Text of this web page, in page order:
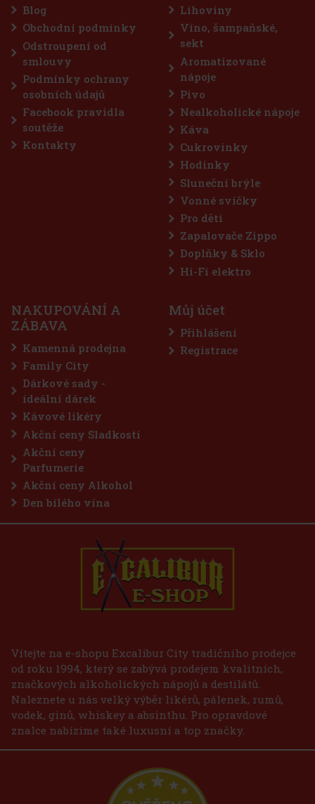
Blog
Obchodní podmínky
Odstroupení od
smlouvy
Podmínky ochrany
osobních údajů
Facebook pravidla
soutěže
Kontakty
Lihoviny
Víno, šampaňské,
sekt
Aromatizované
nápoje
Pivo
Nealkoholické nápoje
Káva
Cukrovinky
Hodinky
Sluneční brýle
Vonné svíčky
Pro děti
Zapalovače Zippo
Doplňky & Sklo
Hi-Fi elektro
NAKUPOVÁNÍ A
ZÁBAVA
Kamenná prodejna
Family City
Dárkové sady -
ideální dárek
Kávové likéry
Akční ceny Sladkosti
Akční ceny
Parfumerie
Akční ceny Alkohol
Den bílého vína
Můj účet
Přihlášení
Registrace
Vítejte na e-shopu Excalibur City tradičního prodejce
od roku 1994, který se zabývá prodejem kvalitních,
značkových alkoholických nápojů a destilátů.
Naleznete u nás velký výběr likérů, pálenek, rumů,
vodek, ginů, whiskey a absinthu. Pro opravdové
znalce nabízíme také luxusní a top značky.